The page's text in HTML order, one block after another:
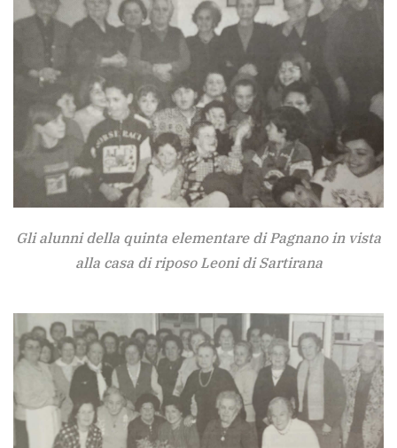
Gli alunni della quinta elementare di Pagnano in vista
alla casa di riposo Leoni di Sartirana